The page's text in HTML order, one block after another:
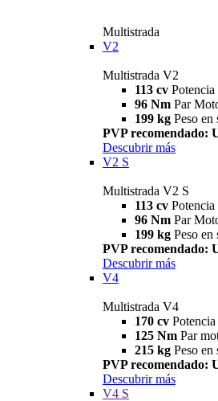
Multistrada
V2
Multistrada V2
113 cv Potencia
96 Nm Par
199 kg Peso en
PVP recomendado:
Descubrir más
V2 S
Multistrada V2 S
113 cv Potencia
96 Nm Par
199 kg Peso en
PVP recomendado:
Descubrir más
V4
Multistrada V4
170 cv Potencia
125 Nm Par
215 kg Peso en
PVP recomendado:
Descubrir más
V4 S